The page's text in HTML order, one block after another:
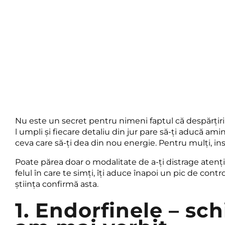
Nu este un secret pentru nimeni faptul că
l umpli și fiecare detaliu din jur pare să-ți aducă
ceva care să-ți dea din nou energie. Pentru mulți,
Poate părea doar o modalitate de a-ți distrage
felul în care te simți, îți aduce înapoi un pic de
știința confirmă asta.
1. Endorfinele –